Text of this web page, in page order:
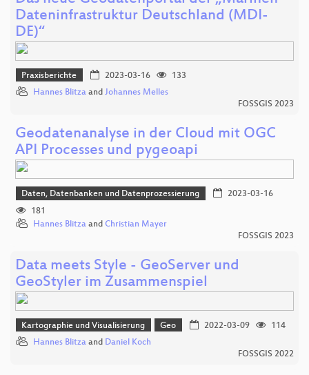
Dateninfrastruktur Deutschland (MDI-
DE)“
Praxisberichte 2023-03-16
133
Hannes Blitza and Johannes Melles
FOSSGIS 2023
Geodatenanalyse in der Cloud mit OGC
API Processes und pygeoapi
Daten, Datenbanken und Datenprozessierung
2023-03-16
181
Hannes Blitza and Christian Mayer
FOSSGIS 2023
Data meets Style - GeoServer und
GeoStyler im Zusammenspiel
Kartographie und Visualisierung Geo 2022-03-09
114
Hannes Blitza and Daniel Koch
FOSSGIS 2022